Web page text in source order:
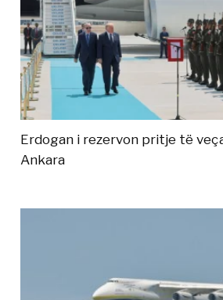
Erdogan i rezervon pritje të
Ankara